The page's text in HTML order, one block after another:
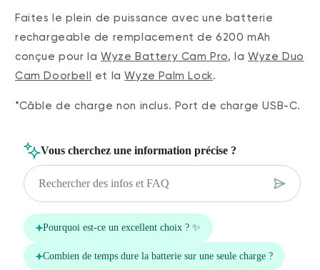
Faites le plein de puissance avec une batterie
rechargeable de remplacement de 6200 mAh
conçue pour la Wyze Battery Cam Pro, laWyze Duo
Cam Doorbell et laWyze Palm Lock.
*Câble de charge non inclus. Port de charge USB-C.